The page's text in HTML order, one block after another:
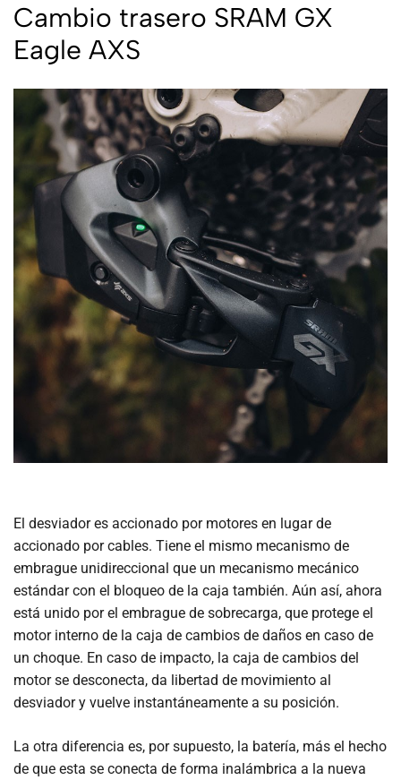
Cambio trasero SRAM GX
Eagle AXS
El desviador es accionado por motores en lugar de
accionado por cables. Tiene el mismo mecanismo de
embrague unidireccional que un mecanismo mecánico
estándar con el bloqueo de la caja también. Aún así, ahora
está unido por el embrague de sobrecarga, que protege el
motor interno de la caja de cambios de daños en caso de
un choque. En caso de impacto, la caja de cambios del
motor se desconecta, da libertad de movimiento al
desviador y vuelve instantáneamente a su posición.
La otra diferencia es, por supuesto, la batería, más el hecho
de que esta se conecta de forma inalámbrica a la nueva